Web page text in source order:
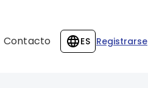
Contacto ES Registrarse